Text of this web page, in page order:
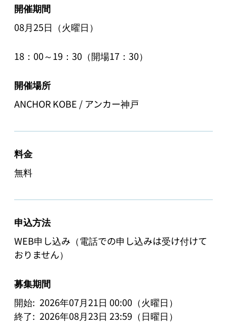
開催期間
08月25日（火曜日）
18：00～19：30（開場17：30）
開催場所
ANCHOR KOBE / アンカー神戸
料金
無料
申込方法
WEB申し込み（電話での申し込みは受け付けて
募集期間
開始: 2026年07月21日 00:00（火曜日）
終了: 2026年08月23日 23:59（日曜日）